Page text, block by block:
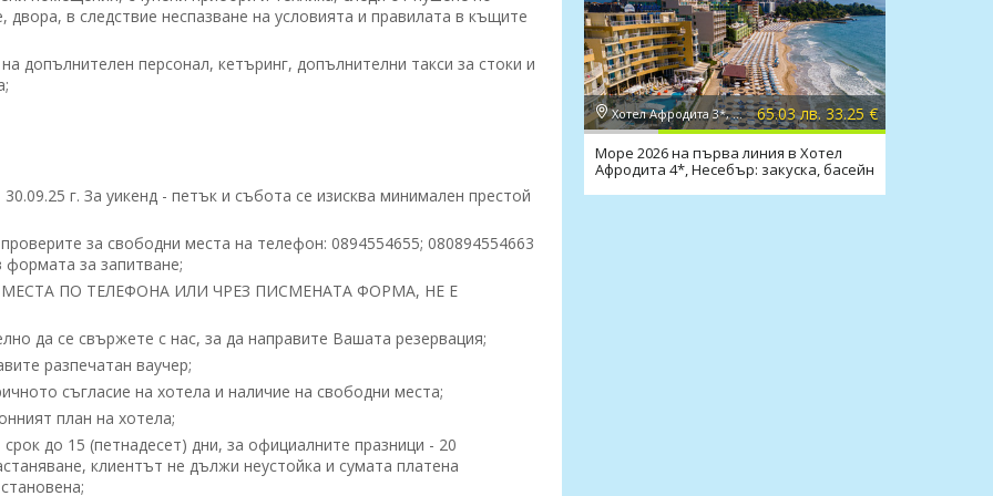
двора, в следствие неспазване на условията и правилата в къщите
допълнителен персонал, кетъринг, допълнителни такси за стоки и
г. За уикенд - петък и събота се изисква минимален престой
за свободни места на телефон: 0894554655; 080894554663
за запитване;
ПО ТЕЛЕФОНА ИЛИ ЧРЕЗ ПИСМЕНАТА ФОРМА, НЕ Е
да се свържете с нас, за да направите Вашата резервация;
разпечатан ваучер;
съгласие на хотела и наличие на свободни места;
план на хотела;
до 15 (петнадесет) дни, за официалните празници - 20
клиентът не дължи неустойка и сумата платена
Хотел Афродита 3*, Несебър 65.03 лв. 33.25 €
Море 2026 на първа линия в Хотел
Афродита 4*, Несебър: закуска, басейн